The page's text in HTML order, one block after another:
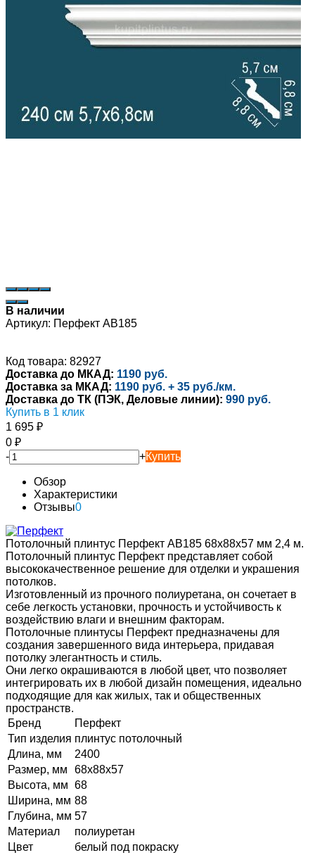
В наличии
Артикул: Перфект AB185
Код товара: 82927
Доставка до МКАД: 1190 руб.
Доставка за МКАД: 1190 руб. + 35 руб./км.
Доставка до ТК (ПЭК, Деловые линии): 990 руб.
Купить в 1 клик
1 695 ₽
0 ₽
-
+Купить
Обзор
Характеристики
Отзывы0
Потолочный плинтус Перфект AB185 68х88х57 мм 2,4 м.
Потолочный плинтус Перфект представляет собой
высококачественное решение для отделки и украшения
потолков.
Изготовленный из прочного полиуретана, он сочетает в
себе легкость установки, прочность и устойчивость к
воздействию влаги и внешним факторам.
Потолочные плинтусы Перфект предназначены для
создания завершенного вида интерьера, придавая
потолку элегантность и стиль.
Они легко окрашиваются в любой цвет, что позволяет
интегрировать их в любой дизайн помещения, идеально
подходящие для как жилых, так и общественных
пространств.
Бренд
Перфект
Тип изделия плинтус потолочный
Длина, мм
2400
Размер, мм
68х88х57
Высота, мм 68
Ширина, мм 88
Глубина, мм 57
Материал
полиуретан
Цвет
белый под покраску